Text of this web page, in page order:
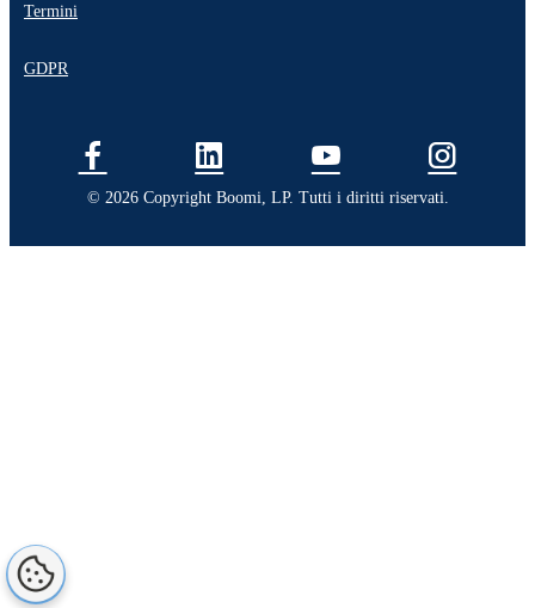
Termini
GDPR
© 2026 Copyright Boomi, LP. Tutti i diritti riservati.